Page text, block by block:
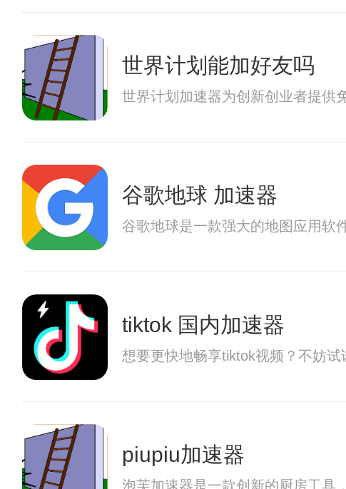
世界计划能加好友吗
世界计划加速器为创新创业者提供
谷歌地球 加速器
谷歌地球是一款强大的地图应用软
tiktok 国内加速器
想要更快地畅享tiktok视频？不妨试
piupiu加速器
泡芙加速器是一款创新的厨房工具